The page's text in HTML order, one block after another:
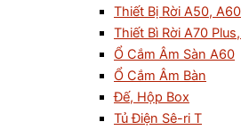
Thiết Bị Rời A50,
Thiết Bì Rời A70
Ổ Cắm Âm Sàn A60
Ổ Cắm Âm Bàn
Đế, Hộp Box
Tủ Điện Sê-ri T